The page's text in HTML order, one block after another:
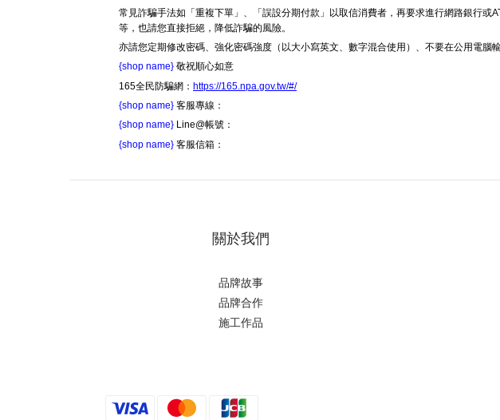
常見詐騙手法如「重複下單」、「誤設分期付款」以取信消費者，再要求進行網路銀行
等，也請您直接拒絕，降低詐騙的風險。
亦請您定期修改密碼、強化密碼強度（以大小寫英文、數字混合使用）、不要在公用電腦
{shop name} 敬祝順心如意
165全民防騙網： https://165.npa.gov.tw/#/
{shop name} 客服專線：
{shop name} Line@帳號：
{shop name} 客服信箱：
關於我們
品牌故事
品牌合作
施工作品